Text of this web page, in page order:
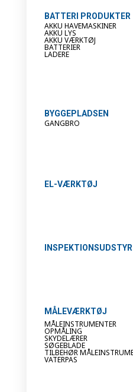
BATTERI PRODUKTER
AKKU HAVEMASKINER
AKKU LYS
AKKU VÆRKTØJ
BATTERIER
LADERE
BYGGEPLADSEN
GANGBRO
EL-VÆRKTØJ
INSPEKTIONSUDSTYR
MÅLEVÆRKTØJ
MÅLEINSTRUMENTER
OPMÅLING
SKYDELÆRER
SØGEBLADE
TILBEHØR
VATERPAS